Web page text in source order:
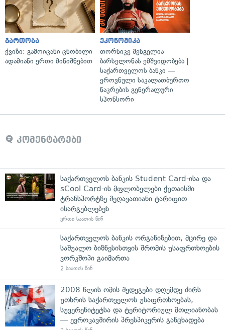
გართობა
ქვიზი: გამოიცანი ცნობილი
ადამიანი ერთი მინიშნებით
ეკონომიკა
თორნიკე შენგელია
ბარსელონას ემშვიდობება |
საქართველოს ბანკი —
ეროვნული საკალათბურთო
ნაკრების გენერალური
სპონსორი
კომენტარები
საქართველოს ბანკის Student Card-ისა და
sCool Card-ის მფლობელები ქუთაისში
ტრანსპორტზე შეღავათიანი ტარიფით
ისარგებლებენ
ერთი საათის წინ
საქართველოს ბანკის ორგანიზებით, მცირე და
საშუალო ბიზნესისთვის შრომის უსაფრთხოების
ვორკშოპი გაიმართა
2 საათის წინ
2008 წლის ომის შედეგები დღემდე ძირს
უთხრის საქართველოს უსაფრთხოებას,
სუვერენიტეტსა და ტერიტორიულ მთლიანობას
— ევროკავშირის პრესპიკერის განცხადება